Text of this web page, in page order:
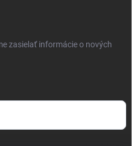
zasielať informácie o nových